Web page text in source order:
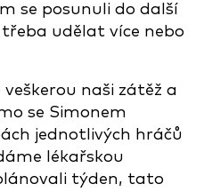
se posunuli do další
třeba udělat více nebo
naši zátěž a
se Simonem
jednotlivých hráčů
lékařskou
týden, tato